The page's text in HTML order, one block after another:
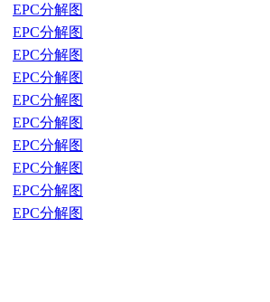
EPC分解图
EPC分解图
EPC分解图
EPC分解图
EPC分解图
EPC分解图
EPC分解图
EPC分解图
EPC分解图
EPC分解图